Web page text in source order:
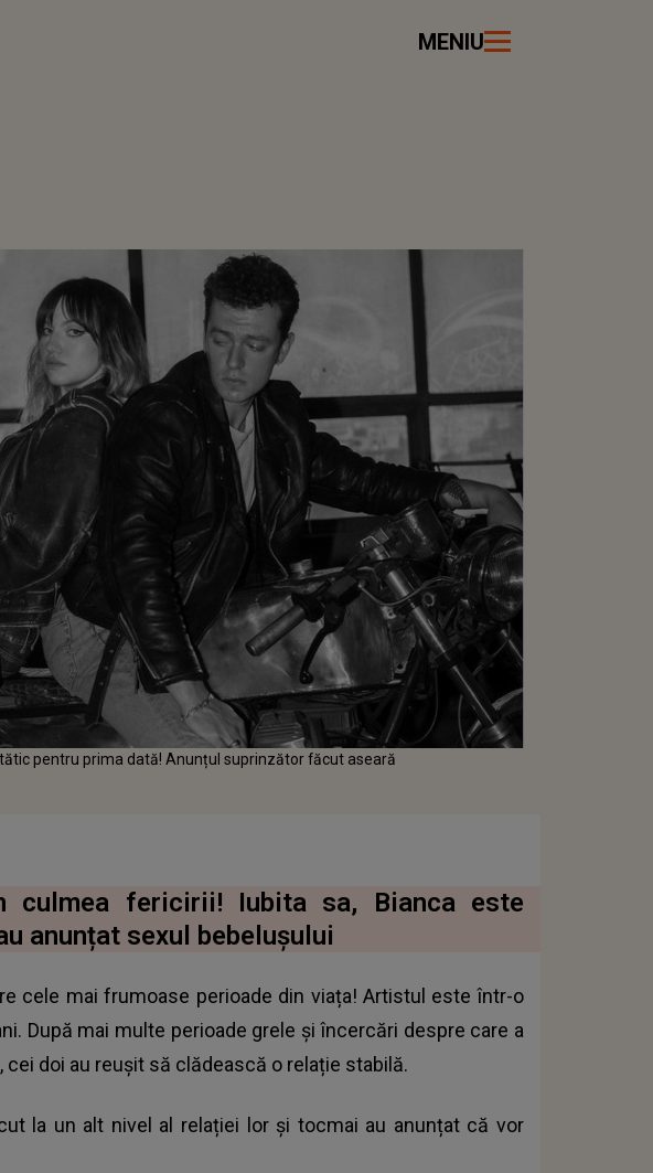
MENIU
pentru prima dată! Anunțul suprinzător făcut aseară
culmea fericirii! Iubita sa, Bianca este
anunțat sexul bebelușului
cele mai frumoase perioade din viața! Artistul este într-o
După mai multe perioade grele și încercări despre care a
, cei doi au reușit să clădească o relație stabilă.
la un alt nivel al relației lor și tocmai au anunțat că vor